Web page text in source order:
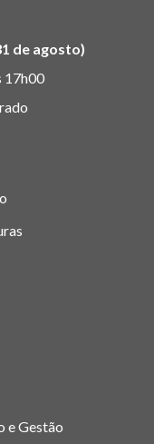
de agosto)
17h00
e Gestão